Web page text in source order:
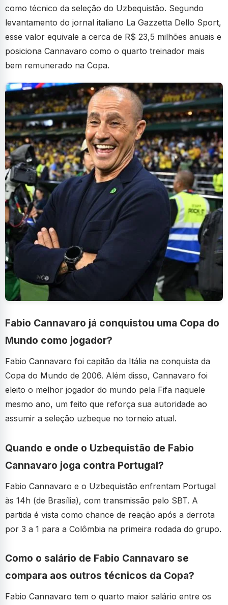
como técnico da seleção do Uzbequistão. Segundo
levantamento do jornal italiano La Gazzetta Dello Sport,
esse valor equivale a cerca de R$ 23,5 milhões anuais e
posiciona Cannavaro como o quarto treinador mais
bem remunerado na Copa.
Fabio Cannavaro já conquistou uma Copa do
Mundo como jogador?
Fabio Cannavaro foi capitão da Itália na conquista da
Copa do Mundo de 2006. Além disso, Cannavaro foi
eleito o melhor jogador do mundo pela Fifa naquele
mesmo ano, um feito que reforça sua autoridade ao
assumir a seleção uzbeque no torneio atual.
Quando e onde o Uzbequistão de Fabio
Cannavaro joga contra Portugal?
Fabio Cannavaro e o Uzbequistão enfrentam Portugal
às 14h (de Brasília), com transmissão pelo SBT. A
partida é vista como chance de reação após a derrota
por 3 a 1 para a Colômbia na primeira rodada do grupo.
Como o salário de Fabio Cannavaro se
compara aos outros técnicos da Copa?
Fabio Cannavaro tem o quarto maior salário entre os